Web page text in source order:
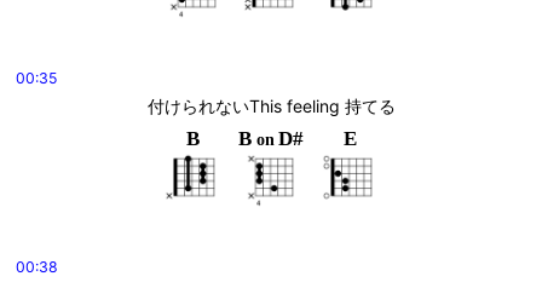
00:35
付けられないThis feeling 持てる
B B on D# E
00:38